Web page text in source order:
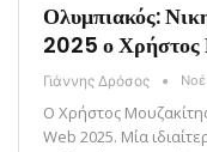
Ολυμπιακός:
2025 ο Χρήστος
Γιάννης Δρόσος
Ο Χρήστος
Web 2025. Μία